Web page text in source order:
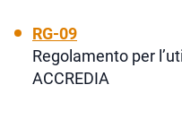
RG-09
Regolamento per
ACCREDIA